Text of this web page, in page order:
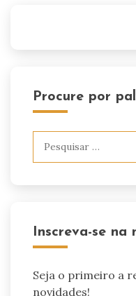
Procure por
Inscreva-se na
Seja o primeiro a
novidades!